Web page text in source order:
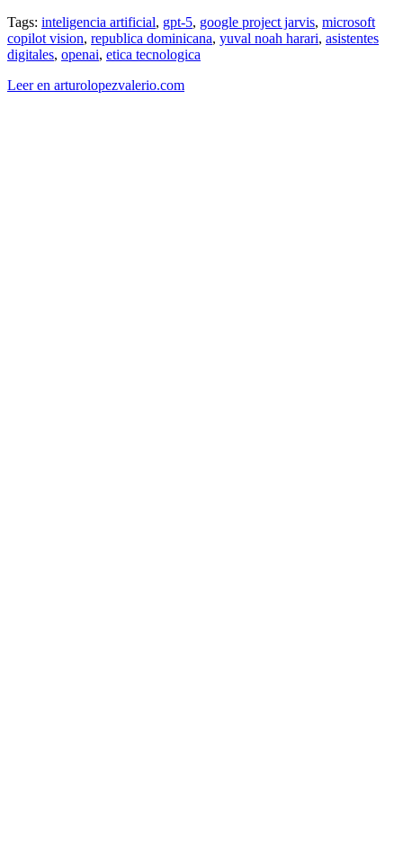
Tags: inteligencia artificial, gpt-5, google project jarvis, microsoft
copilot vision, republica dominicana, yuval noah harari, asistentes
digitales, openai, etica tecnologica
Leer en arturolopezvalerio.com